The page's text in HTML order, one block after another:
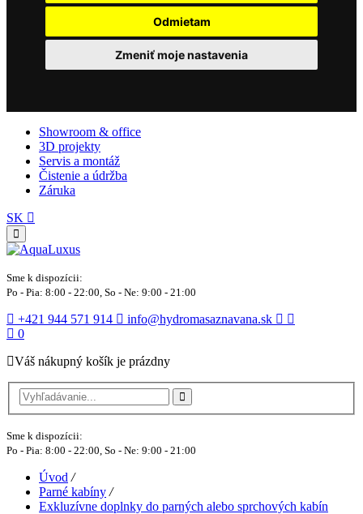
Odmietam
Zmeniť moje nastavenia
Showroom & office
3D projekty
Servis a montáž
Čistenie a údržba
Záruka
SK
Sme k dispozícii:
Po - Pia: 8:00 - 22:00, So - Ne: 9:00 - 21:00
+421 944 571 914
info@hydromasaznavana.sk
0
Váš nákupný košík je prázdny
Sme k dispozícii:
Po - Pia: 8:00 - 22:00, So - Ne: 9:00 - 21:00
Úvod /
Parné kabíny /
Exkluzívne doplnky do parných alebo sprchových kabín